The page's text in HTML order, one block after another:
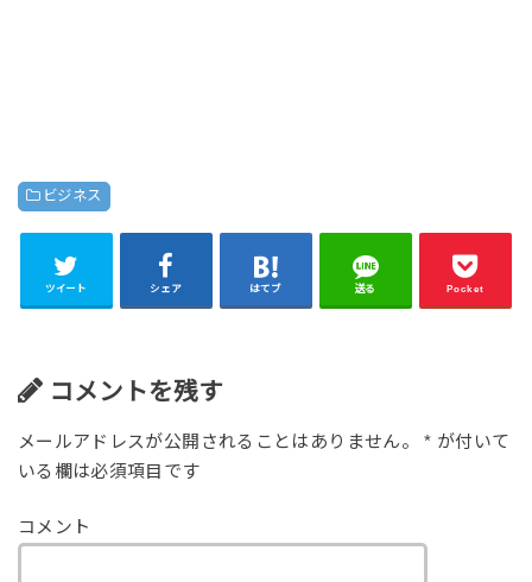
ビジネス
ツイート シェア はてブ 送る Pocket
コメントを残す
メールアドレスが公開されることはありません。 * が付いて
いる欄は必須項目です
コメント